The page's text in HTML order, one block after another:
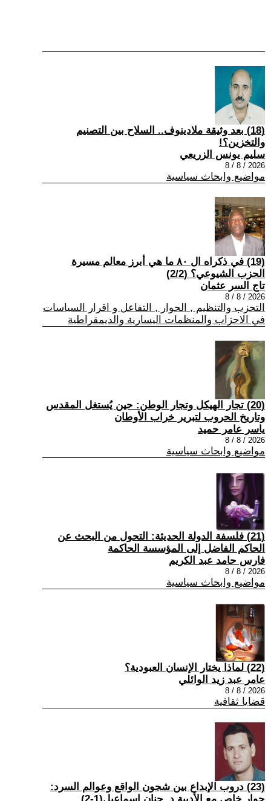
(18) بعد وثيقة ملادينوف.. السلاح بين التصنيم
والتخزين؟!
سليم يونس الزريعي
2026 / 8 / 8
مواضيع وابحاث سياسية
(19) في ذكراه ال ٨٠ ما هي أبرز معالم مسيرة
الحزب الشيوعي؟ (2/2)
تاج السر عثمان
2026 / 8 / 8
التحزب والتنظيم , الحوار , التفاعل و اقرار السياسات
في الاحزاب والمنظمات اليسارية والديمقراطية
(20) تجار الهيكل وتجار الوطن: حين يُستغل المقدس
وتاريخ الحروب لتبرير خراب الأوطان
ياسر عامر حميد
2026 / 8 / 8
مواضيع وابحاث سياسية
(21) فلسفة الدولة الحديثة: التحول من البحث عن
الحاكم الفاضل إلى المؤسسة الحاكمة
فارس حامد عبد الكريم
2026 / 8 / 8
مواضيع وابحاث سياسية
(22) لماذا يختار الإنسان العبودية؟
عامر عبد زيد الوائلي
2026 / 8 / 8
قضايا ثقافية
(23) دروب الإبداع بين شجون الواقع وعوالم السرد: